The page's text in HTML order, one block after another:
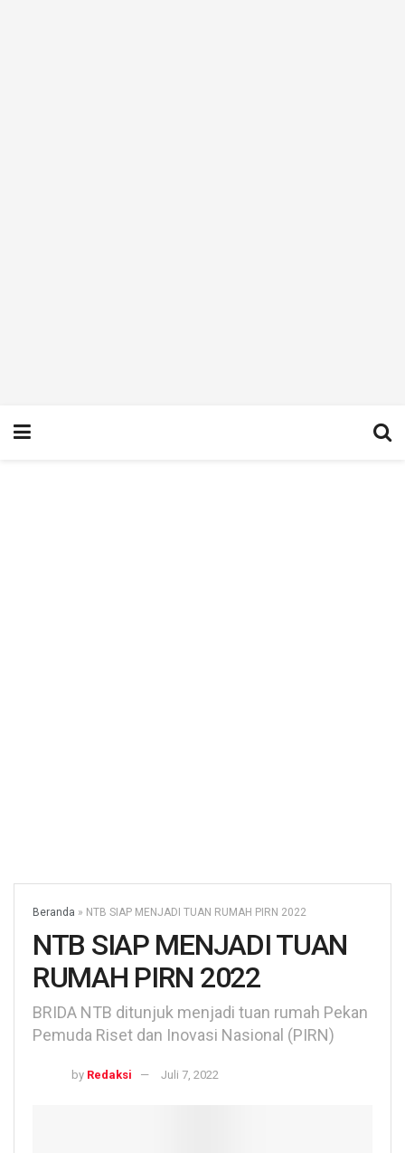
Beranda » NTB SIAP MENJADI TUAN RUMAH PIRN 2022
NTB SIAP MENJADI TUAN
RUMAH PIRN 2022
BRIDA NTB ditunjuk menjadi tuan rumah Pekan
Pemuda Riset dan Inovasi Nasional (PIRN)
by Redaksi Juli 7, 2022